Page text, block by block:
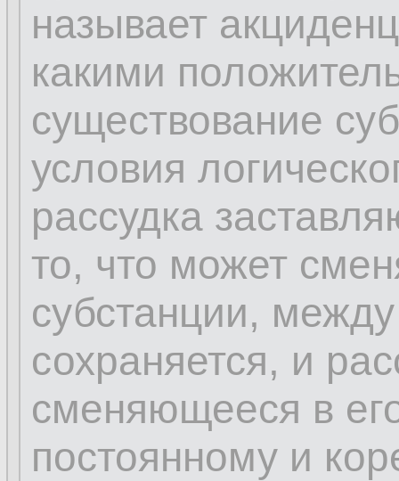
называет
какими
существование
условия
рассудка
то, что может
субстанции,
сохраняется, и
сменяющееся в
постоянному и